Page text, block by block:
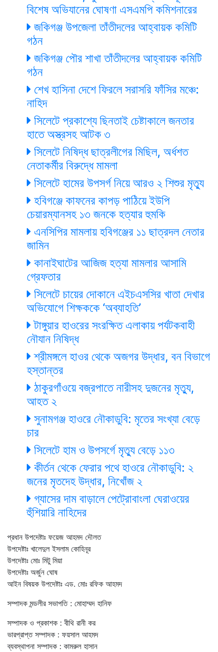
বিশেষ অভিযানের ঘোষণা এসএমপি কমিশনারের
জকিগঞ্জ উপজেলা তাঁতীদলের আহ্বায়ক কমিটি
গঠন
জকিগঞ্জ পৌর শাখা তাঁতীদলের আহ্বায়ক কমিটি
গঠন
শেখ হাসিনা দেশে ফিরলে সরাসরি ফাঁসির মঞ্চে:
নাহিদ
সিলেটে প্রকাশ্যে ছিনতাই চেষ্টাকালে জনতার
হাতে অস্ত্রসহ আটক ৩
সিলেটে নিষিদ্ধ ছাত্রলীগের মিছিল, অর্ধশত
নেতাকর্মীর বিরুদ্ধে মামলা
সিলেটে হামের উপসর্গ নিয়ে আরও ২ শিশুর মৃত্যু
হবিগঞ্জে কাফনের কাপড় পাঠিয়ে ইউপি
চেয়ারম্যানসহ ১৩ জনকে হত্যার হুমকি
এনসিপির মামলায় হবিগঞ্জের ১১ ছাত্রদল নেতার
জামিন
কানাইঘাটের আজিজ হত্যা মামলার আসামি
গ্রেফতার
সিলেটে চায়ের দোকানে এইচএসসির খাতা দেখার
অভিযোগে শিক্ষককে ‘অব্যাহতি’
টাঙ্গুয়ার হাওরের সংরক্ষিত এলাকায় পর্যটকবাহী
নৌযান নিষিদ্ধ
শ্রীমঙ্গলে হাওর থেকে অজগর উদ্ধার, বন বিভাগে
হস্তান্তর
ঠাকুরগাঁওয়ে বজ্রপাতে নারীসহ দুজনের মৃত্যু,
আহত ২
সুনামগঞ্জ হাওরে নৌকাডুবি: মৃতের সংখ্যা বেড়ে
চার
সিলেটে হাম ও উপসর্গে মৃত্যু বেড়ে ১১৩
কীর্তন থেকে ফেরার পথে হাওরে নৌকাডুবি: ২
জনের মৃতদেহ উদ্ধার, নিখোঁজ ২
গ্যাসের দাম বাড়ালে পেট্রোবাংলা ঘেরাওয়ের
হুঁশিয়ারি নাহিদের
প্রধান উপদেষ্টাঃ ফয়েজ আহমদ দৌলত
উপদেষ্টাঃ খালেদুল ইসলাম কোহিনূর
উপদেষ্টাঃ মোঃ মিটু মিয়া
উপদেষ্টাঃ অর্জুন ঘোষ
আইন বিষয়ক উপদেষ্টাঃ এড. মোঃ রফিক আহমদ
সম্পাদক মন্ডলীর সভাপতি : মোহাম্মদ হানিফ
সম্পাদক ও প্রকাশক : বীথি রানী কর
ভারপ্রাপ্ত সম্পাদক : ফয়সাল আহমদ
ব্যবস্থাপনা সম্পাদক : কামরুল হাসান